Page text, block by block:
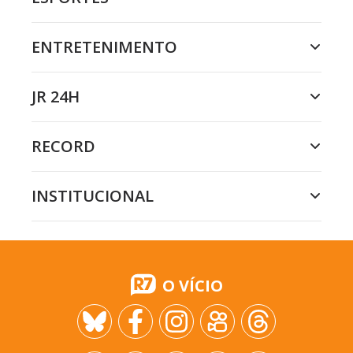
ENTRETENIMENTO
JR 24H
RECORD
INSTITUCIONAL
O VÍCIO